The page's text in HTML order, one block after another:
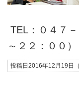
TEL：０４７
～２２：００）
投稿日2016年12月19日